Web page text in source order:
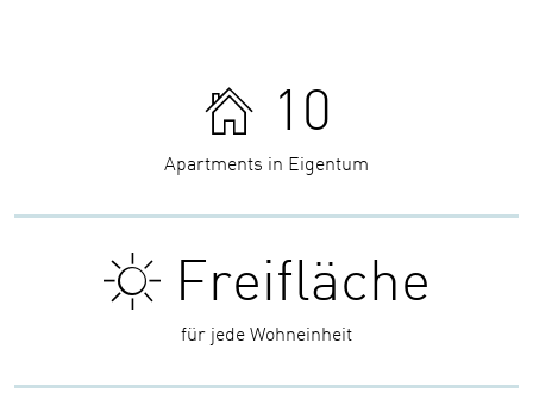
10
Apartments in Eigentum
Freifläche
für jede Wohneinheit